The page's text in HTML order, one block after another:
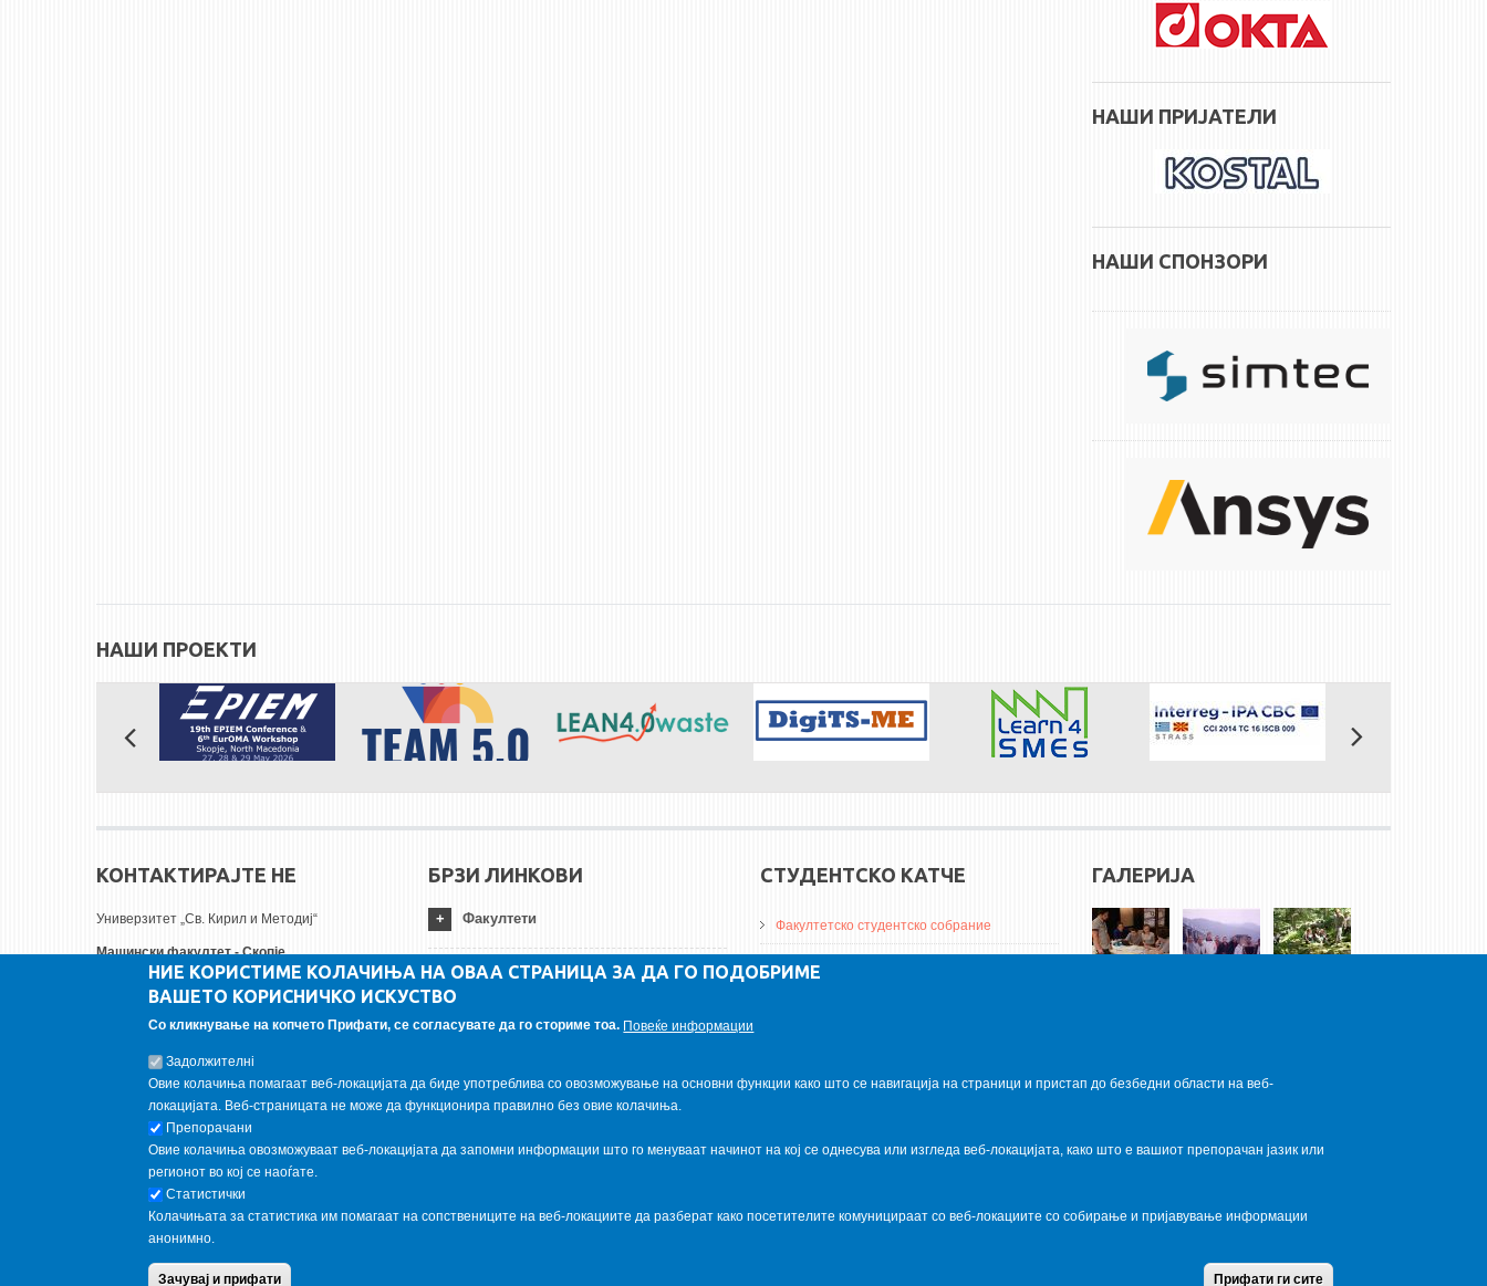
НАШИ ПРИЈАТЕЛИ
НАШИ СПОНЗОРИ
НАШИ ПРОЕКТИ
КОНТАКТИРАЈТЕ НЕ
Универзитет „Св. Кирил и Методиј“
Машински факултет - Скопје
Руѓер Бошковиќ бр.18
1000 Скопје, Република Северна Македонија
+ 389 2 3099-200
Е-пошта:contact@mf.edu.mk
FOLLOW US
Follow us on:
БРЗИ ЛИНКОВИ
Факултети
Универзитети
Институции
СТУДЕНТСКО КАТЧЕ
Факултетско студентско собрание
ДА Винчи магазин
ГАЛЕРИЈА
Copyright © 2013 Garnet All Rights Reserved. Designed by Terms condition Privacy Policy
НИЕ КОРИСТИМЕ КОЛАЧИЊА НА ОВАА СТРАНИЦА ЗА ДА ГО ПОДОБРИМЕ
ВАШЕТО КОРИСНИЧКО ИСКУСТВО
Со кликнување на копчето Прифати, се согласувате да го сториме тоа. Повеќе информации
Задолжителнi
Овие колачиња помагаат веб-локацијата да биде употреблива со овозможување на основни функции како што се навигација на страници и пристап до безбедни области на веб-
локацијата. Веб-страницата не може да функционира правилно без овие колачиња.
Препорачани
Овие колачиња овозможуваат веб-локацијата да запомни информации што го менуваат начинот на кој се однесува или изгледа веб-локацијата, како што е вашиот препорачан јазик или
регионот во кој се наоѓате.
Статистички
Колачињата за статистика им помагаат на сопствениците на веб-локациите да разберат како посетителите комуницираат со веб-локациите со собирање и пријавување информации
анонимно.
Зачувај и прифати Прифати ги сите